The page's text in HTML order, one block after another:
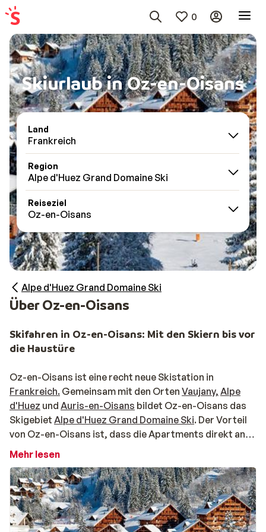
0
Skiurlaub in Oz-en-Oisans
Land
Frankreich
Region
Alpe d'Huez Grand Domaine Ski
Reiseziel
Oz-en-Oisans
Alpe d'Huez Grand Domaine Ski
Über Oz-en-Oisans
Skifahren in Oz-en-Oisans: Mit den Skiern bis vor
die Haustüre
Oz-en-Oisans ist eine recht neue Skistation in
Frankreich. Gemeinsam mit den Orten Vaujany, Alpe
d'Huez und Auris-en-Oisans bildet Oz-en-Oisans das
Skigebiet Alpe d'Huez Grand Domaine Ski. Der Vorteil
von Oz-en-Oisans ist, dass die Apartments direkt an
der Piste liegen und eine Abfahrt zur Unterkunft fast
Gondel und ein Lift für Anfänger ab. Sie sind schon in
vier Minuten an der Mittelstation, von wo aus man den
Lift zum Pic Blanc nehmen kann. Von hier aus fahren die
Lifte Sie bis zur Spitze des Berges. Dank der günstigen
Mehr lesen